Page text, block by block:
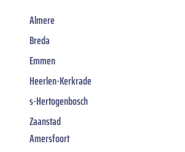
Almere
Breda
Emmen
Heerlen-Kerkrade
s-Hertogenbosch
Zaanstad
Amersfoort